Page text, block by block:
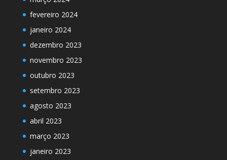
fevereiro 2024
janeiro 2024
dezembro 2023
novembro 2023
outubro 2023
setembro 2023
agosto 2023
abril 2023
março 2023
janeiro 2023